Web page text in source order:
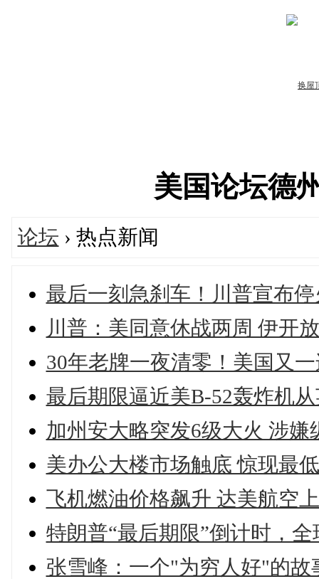
美国论坛德
论坛 › 热点新闻
最后一刻急刹车！川普宣布
川普：美同意休战两周 伊开
30年老牌一夜清零！美国又
最后期限逼近美B-52轰炸机
加州安大略突发6级大火 涉嫌
美办公大楼市场触底 惊现最
飞机燃油价格飙升 达美航空
特朗普“最后期限”倒计时，
张雪峰：一个"为穷人好"的故